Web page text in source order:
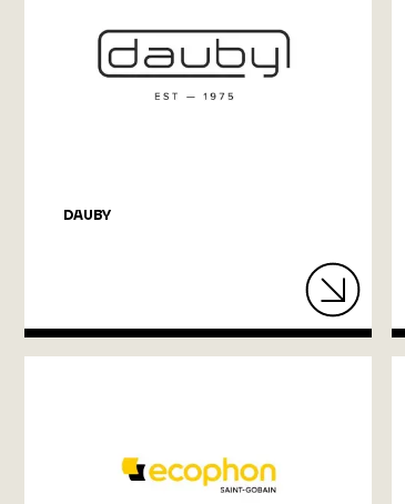
DAUBY